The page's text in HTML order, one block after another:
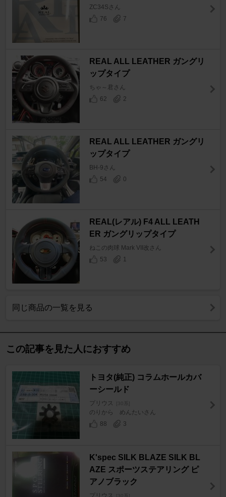
ZC34Sさん
76
7
REAL ALL LEATHER ガングリ
ップタイプ
ちゃ～君さん
62
2
REAL ALL LEATHER ガングリ
ップタイプ
BH-9さん
54
0
REAL(レアル) F4 ALL LEATH
ER ガングリップタイプ
ねこの肉球 Mark VII改さん
53
1
同じ商品の一覧を見る
この記事を見た人におすすめ
トヨタ(純正) コラムホールカバ
ーシールド
プリウス [30系]
のりから めんたいさん
88
3
K'spec SILK BLAZE SILK BL
AZE スポーツステアリング ピ
アノブラック
プリウス [30系]